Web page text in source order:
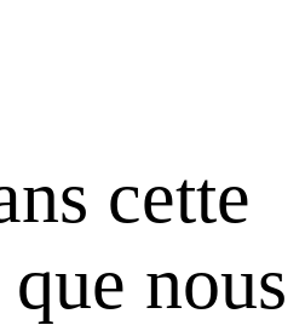
cette
nous